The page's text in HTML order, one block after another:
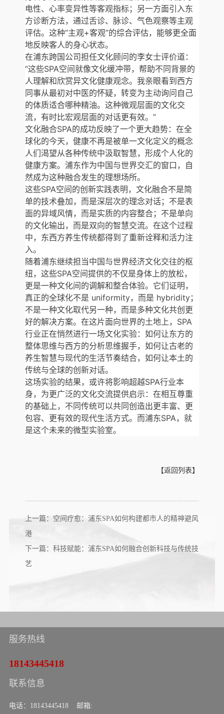
电性、心率变异性等客观指标；另一方面引入东
方诊断方法，通过舌诊、脉诊、气色观察等主观
评估。这种“主观+客观”的综合评估，能够更全面
地反映客人的身心状态。
在浦东跨国公司担任文化顾问的李女士评价道：
“这些SPA空间就像文化缓冲带，帮助不同背景的
人理解和欣赏异文化健康观念。我亲眼看到西方
同事从最初对中医的怀疑，转变为主动询问自己
的体质适合哪种精油。这种微观层面的文化交
流，有时比宏观层面的对话更有效。”
文化融合SPA的成功反映了一个更大趋势：在全
球化的今天，健康不再是被单一文化定义的概念
人们渴望从各种传统中汲取智慧，形成个人化的
健康方案。浦东作为中国与世界交汇的窗口，自
然成为这种融合发生的理想场所。
这些SPA空间的创新实践表明，文化融合不是简
单的技术叠加，而是深层次的理念对话；不是表
面的异域风情，而是实质的内容整合；不是单向
的文化输出，而是双向的智慧交流。在这个过程
中，东西方养生传统都得到了重新诠释和活力注
入。
随着浦东继续担当中国与世界经济文化交往的枢
纽，这些SPA空间提供的不仅是身体上的放松，
更是一种文化间的调解和整合体验。它们证明，
真正的全球化不是 uniformity，而是 hybridity；
不是一种文化取代另一种，而是多种文化共创更
好的解决方案。在这片面向世界的土地上，SPA
行业正在悄然进行一场文化实验：如何让东方的
整体思维与西方的分析思维握手，如何让古老的
养生智慧与现代的生活节奏结合，如何让本土的
传统与全球的创新对话。
这场实验的结果，或许将影响超越SPA行业本
身，为更广泛的文化交流提供启示：在相互尊重
的基础上，不同传统可以共同创造出更丰富、更
包容、更有效的现代生活方式。而浦东SPA，就
是这个未来的微型实验室。
【返回列表】
上一篇：空间疗愈：浦东SPA如何构建都市人的精神避风
港
下一篇：科技赋能：浦东SPA如何融合创新科技与传统技
艺
服务热线
18143445418
联系信息
电话：18143445418 邮箱: